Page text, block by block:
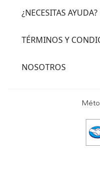
¿NECESITAS AYUDA?
TÉRMINOS Y
NOSOTROS